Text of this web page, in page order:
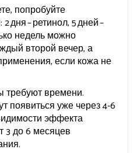
попробуйте
дня – ретинол, 5 дней –
недель можно
второй вечер, а
если кожа не
требуют времени.
появиться уже через 4‑6
эффекта
3 до 6 месяцев